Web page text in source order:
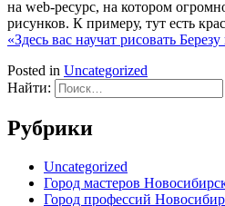
на web-ресурс, на котором
рисунков. К примеру, тут есть
«Здесь вас научат рисовать
Posted in Uncategorized
Найти:
Рубрики
Uncategorized
Город мастеров
Город профессий